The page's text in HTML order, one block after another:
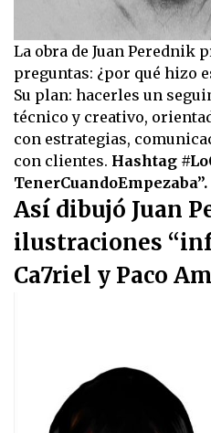
La obra de Juan Perednik
preguntas: ¿por qué hizo
Su plan: hacerles un
técnico y creativo,
con estrategias,
con clientes. Hashtag
TenerCuandoEmpezaba”.
Así dibujó Juan
ilustraciones
Ca7riel y Paco